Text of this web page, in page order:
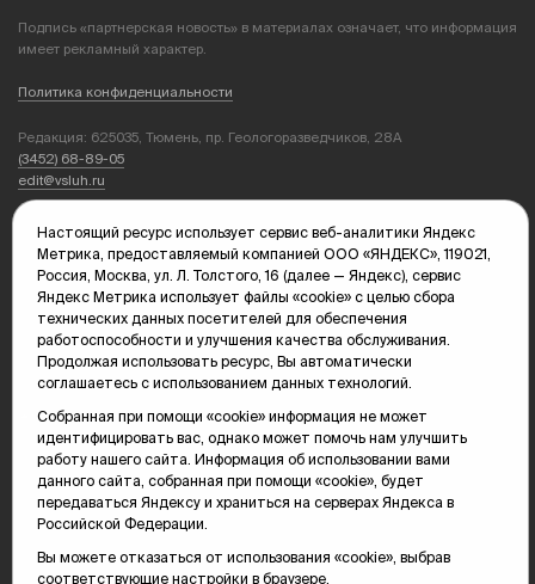
Подпись «партнерская новость» в материалах означает, что информация
имеет рекламный характер.
Политика конфиденциальности
Редакция: 625035, Тюмень, пр. Геологоразведчиков, 28А
(3452) 68-89-05
edit@vsluh.ru
kika@vsluh.ru
По вопросам рекламы:
(3452) 68-89-78
kotovaev@sibinformburo.ru
mim@vsluh.ru
© 2000-2026 Тюменская интернет-газета «Вслух.ру»
Карта сайта
Настоящий ресурс использует сервис веб-аналитики Яндекс
Метрика, предоставляемый компанией ООО «ЯНДЕКС», 119021,
Россия, Москва, ул. Л. Толстого, 16 (далее — Яндекс), сервис
Яндекс Метрика использует файлы «cookie» с целью сбора
технических данных посетителей для обеспечения
работоспособности и улучшения качества обслуживания.
Продолжая использовать ресурс, Вы автоматически
соглашаетесь с использованием данных технологий.
Собранная при помощи «cookie» информация не может
идентифицировать вас, однако может помочь нам улучшить
работу нашего сайта. Информация об использовании вами
данного сайта, собранная при помощи «cookie», будет
передаваться Яндексу и храниться на серверах Яндекса в
Российской Федерации.
Вы можете отказаться от использования «cookie», выбрав
соответствующие настройки в браузере.